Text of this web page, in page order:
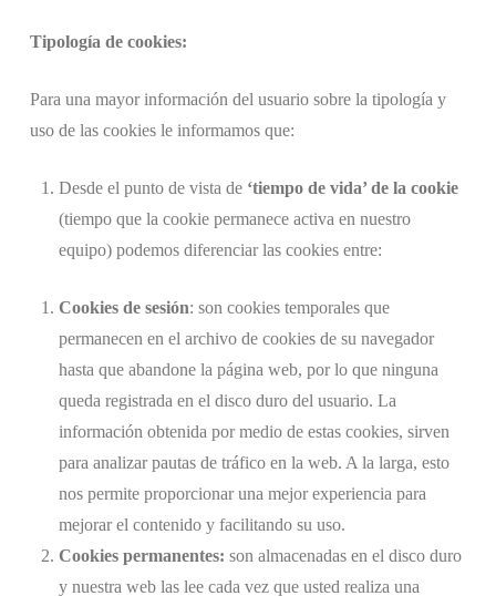
Tipología de cookies:
Para una mayor información del usuario sobre la tipología y
uso de las cookies le informamos que:
Desde el punto de vista de ‘tiempo de vida’ de la cookie
(tiempo que la cookie permanece activa en nuestro
equipo) podemos diferenciar las cookies entre:
Cookies de sesión: son cookies temporales que
permanecen en el archivo de cookies de su navegador
hasta que abandone la página web, por lo que ninguna
queda registrada en el disco duro del usuario. La
información obtenida por medio de estas cookies, sirven
para analizar pautas de tráfico en la web. A la larga, esto
nos permite proporcionar una mejor experiencia para
mejorar el contenido y facilitando su uso.
Cookies permanentes: son almacenadas en el disco duro
y nuestra web las lee cada vez que usted realiza una